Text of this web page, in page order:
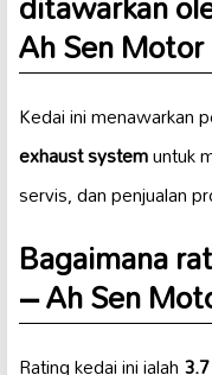
Ah Sen
Kedai ini menawarkan
exhaust systemuntuk
servis, dan penjualan
Bagaimana
– Ah Sen
Rating kedai ini ialah3.7